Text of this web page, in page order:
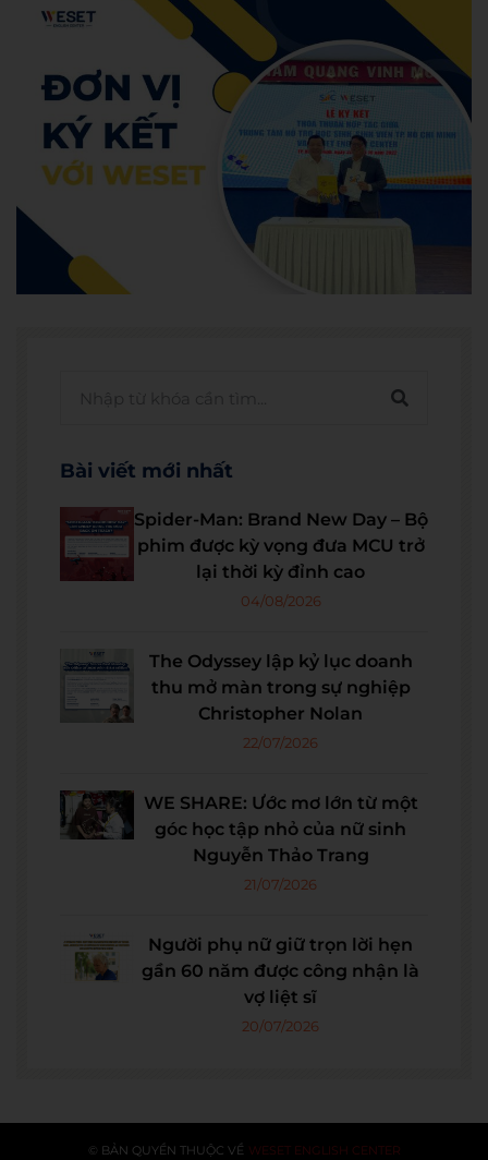
Bài viết mới nhất
Spider-Man: Brand New Day – Bộ
phim được kỳ vọng đưa MCU trở
lại thời kỳ đỉnh cao
04/08/2026
The Odyssey lập kỷ lục doanh
thu mở màn trong sự nghiệp
Christopher Nolan
22/07/2026
WE SHARE: Ước mơ lớn từ một
góc học tập nhỏ của nữ sinh
Nguyễn Thảo Trang
21/07/2026
Người phụ nữ giữ trọn lời hẹn
gần 60 năm được công nhận là
vợ liệt sĩ
20/07/2026
© BẢN QUYỀN THUỘC VỀ WESET ENGLISH CENTER